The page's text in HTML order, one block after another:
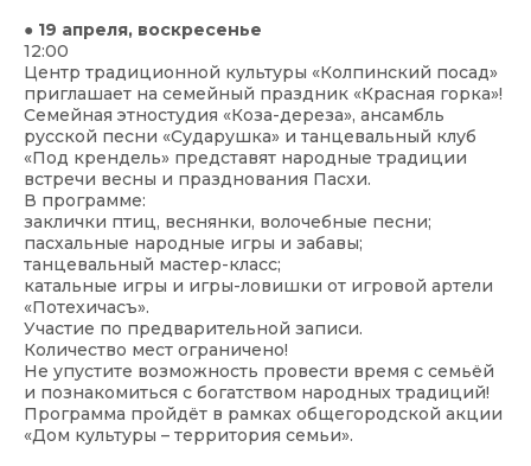
● 19 апреля, воскресенье
12:00
Центр традиционной культуры «Колпинский посад»
приглашает на семейный праздник «Красная горка»!
Семейная этностудия «Коза-дереза», ансамбль
русской песни «Сударушка» и танцевальный клуб
«Под крендель» представят народные традиции
встречи весны и празднования Пасхи.
В программе:
заклички птиц, веснянки, волочебные песни;
пасхальные народные игры и забавы;
танцевальный мастер-класс;
катальные игры и игры-ловишки от игровой артели
«Потехичасъ».
Участие по предварительной записи.
Количество мест ограничено!
Не упустите возможность провести время с семьёй
и познакомиться с богатством народных традиций!
Программа пройдёт в рамках общегородской акции
«Дом культуры – территория семьи».